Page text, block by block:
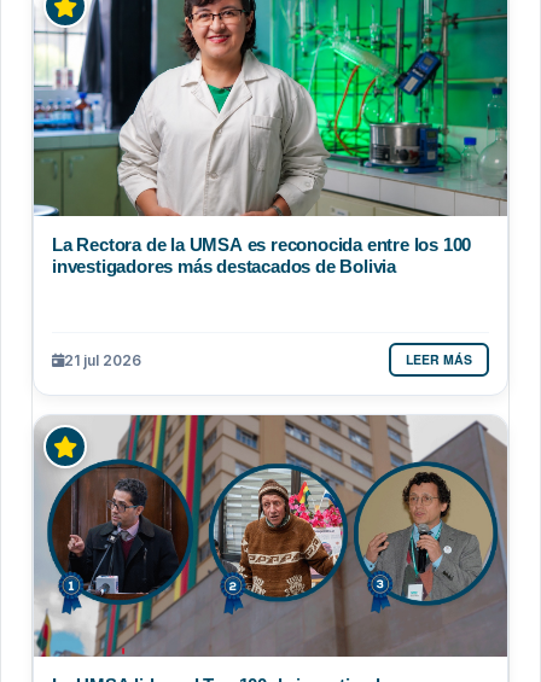
La Rectora de la UMSA es reconocida entre los 100
investigadores más destacados de Bolivia
21 jul 2026 LEER MÁS